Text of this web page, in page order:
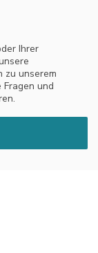
Ihrer
zu unserem
und